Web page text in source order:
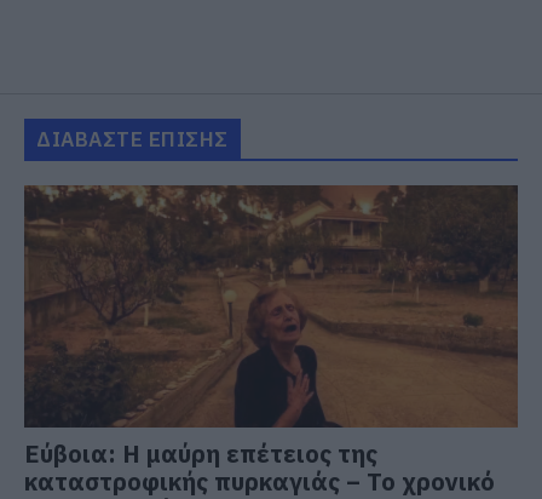
ΔΙΑΒΑΣΤΕ ΕΠΙΣΗΣ
Εύβοια: Η μαύρη επέτειος της
καταστροφικής πυρκαγιάς – Το χρονικό